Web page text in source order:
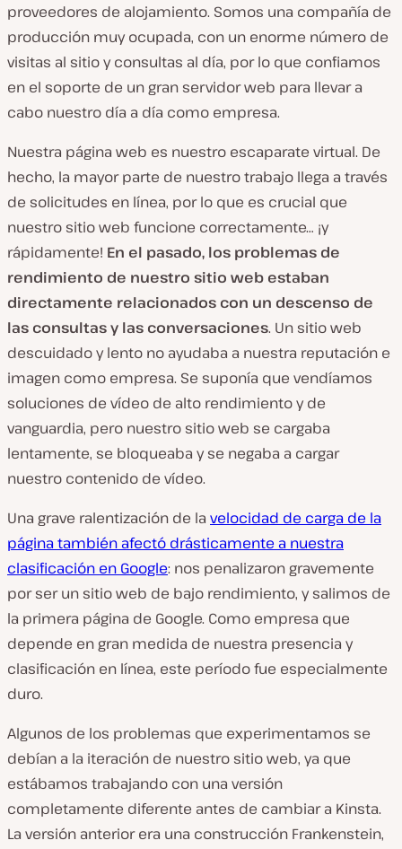
proveedores de alojamiento. Somos una compañía de
producción muy ocupada, con un enorme número de
visitas al sitio y consultas al día, por lo que confiamos
en el soporte de un gran servidor web para llevar a
cabo nuestro día a día como empresa.
Nuestra página web es nuestro escaparate virtual. De
hecho, la mayor parte de nuestro trabajo llega a través
de solicitudes en línea, por lo que es crucial que
nuestro sitio web funcione correctamente… ¡y
rápidamente! En el pasado, los problemas de
rendimiento de nuestro sitio web estaban
directamente relacionados con un descenso de
las consultas y las conversaciones. Un sitio web
descuidado y lento no ayudaba a nuestra reputación e
imagen como empresa. Se suponía que vendíamos
soluciones de vídeo de alto rendimiento y de
vanguardia, pero nuestro sitio web se cargaba
lentamente, se bloqueaba y se negaba a cargar
nuestro contenido de vídeo.
Una grave ralentización de la velocidad de carga de la
página también afectó drásticamente a nuestra
clasificación en Google: nos penalizaron gravemente
por ser un sitio web de bajo rendimiento, y salimos de
la primera página de Google. Como empresa que
depende en gran medida de nuestra presencia y
clasificación en línea, este período fue especialmente
duro.
Algunos de los problemas que experimentamos se
debían a la iteración de nuestro sitio web, ya que
estábamos trabajando con una versión
completamente diferente antes de cambiar a Kinsta.
La versión anterior era una construcción Frankenstein,